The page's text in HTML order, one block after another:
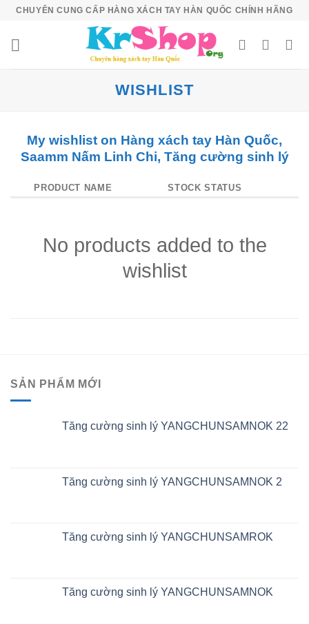
Skip
content
CHUYÊN CUNG CẤP HÀNG XÁCH TAY HÀN QUỐC CHÍNH HÃNG
WISHLIST
My wishlist on Hàng xách tay Hàn Quốc,
Saamm Nấm Linh Chi, Tăng cường sinh lý
PRODUCT NAME STOCK STATUS
No products added to the
wishlist
SẢN PHẨM MỚI
Tăng cường sinh lý YANGCHUNSAMNOK 22
Tăng cường sinh lý YANGCHUNSAMNOK 2
Tăng cường sinh lý YANGCHUNSAMROK
Tăng cường sinh lý YANGCHUNSAMNOK